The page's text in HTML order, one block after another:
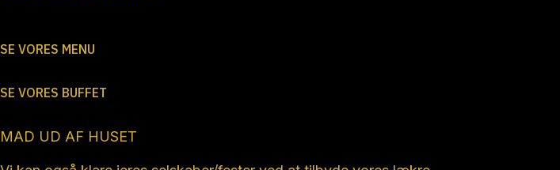
SE VORES MENU
SE VORES BUFFET
MAD UD AF HUSET